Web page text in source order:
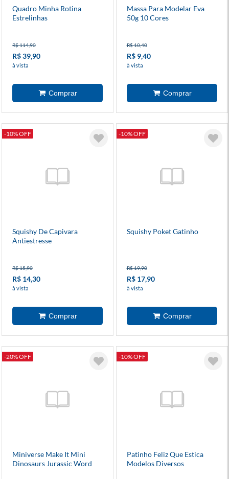
Quadro Minha Rotina
Estrelinhas
R$ 114,90
R$ 39,90
à vista
Massa Para Modelar Eva
50g 10 Cores
R$ 10,40
R$ 9,40
à vista
-10% OFF
Squishy De Capivara
Antiestresse
R$ 15,90
R$ 14,30
à vista
-10% OFF
Squishy Poket Gatinho
R$ 19,90
R$ 17,90
à vista
-20% OFF
Miniverse Make It Mini
Dinosaurs Jurassic Word
-10% OFF
Patinho Feliz Que Estica
Modelos Diversos